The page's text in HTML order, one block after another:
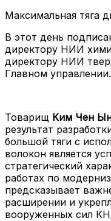
Максимальная тяга
В этот день
директору НИИ
директору НИИ
Главном управлении.
Товарищ Ким Чен
результат
большой тяги с
волокон является
стратегический
работах по
предсказывает
расширении и
вооруженных сил